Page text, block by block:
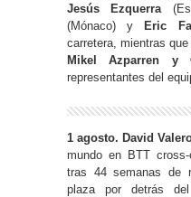
Jesús Ezquerra
(Mónaco) y
Eric
carretera, mientras que
Mikel Azparren y
representantes del
1 agosto. David
mundo en BTT
tras 44 semanas de
plaza por detrás